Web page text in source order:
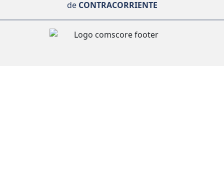
deCONTRACORRIENTE